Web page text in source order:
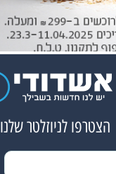
הצטרפו לניוזלטר שלנו